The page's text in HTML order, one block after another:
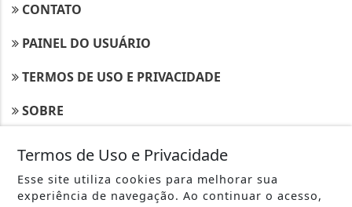
CONTATO
PAINEL DO USUÁRIO
TERMOS DE USO E PRIVACIDADE
SOBRE
Termos de Uso e Privacidade
Esse site utiliza cookies para melhorar sua
experiência de navegação. Ao continuar o acesso,